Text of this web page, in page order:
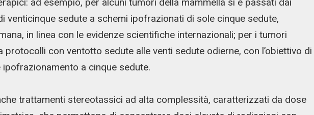
venticinque sedute a schemi ipofrazionati di sole cinque sedute,
in linea con le evidenze scientifiche internazionali; per i tumori
con ventotto sedute alle venti sedute odierne, con l’obiettivo di
a cinque sedute.
trattamenti stereotassici ad alta complessità, caratterizzati da dose